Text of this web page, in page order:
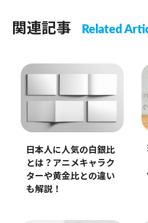
関連記事 Related
日本人に人気の白銀比
とは？アニメキャラク
ターや黄金比との違い
も解説！